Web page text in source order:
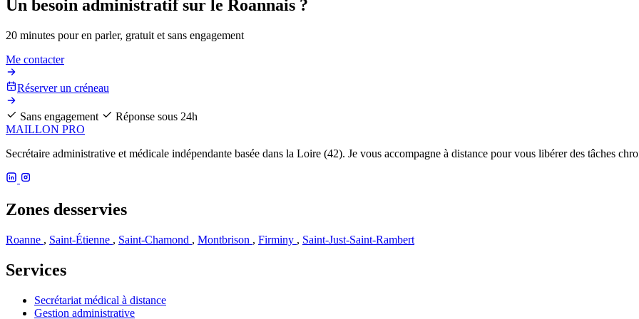
Un besoin administratif sur le Roannais ?
20 minutes pour en parler, gratuit et sans engagement
Me contacter
Réserver un créneau
Sans engagement
Réponse sous 24h
MAILLON PRO
Secrétaire administrative et médicale indépendante basée dans la Loire (42). Je vous accompagne à distance pour vous libérer des tâches
Zones desservies
Roanne , Saint-Étienne , Saint-Chamond , Montbrison , Firminy , Saint-Just-Saint-Rambert
Services
Secrétariat médical à distance
Gestion administrative